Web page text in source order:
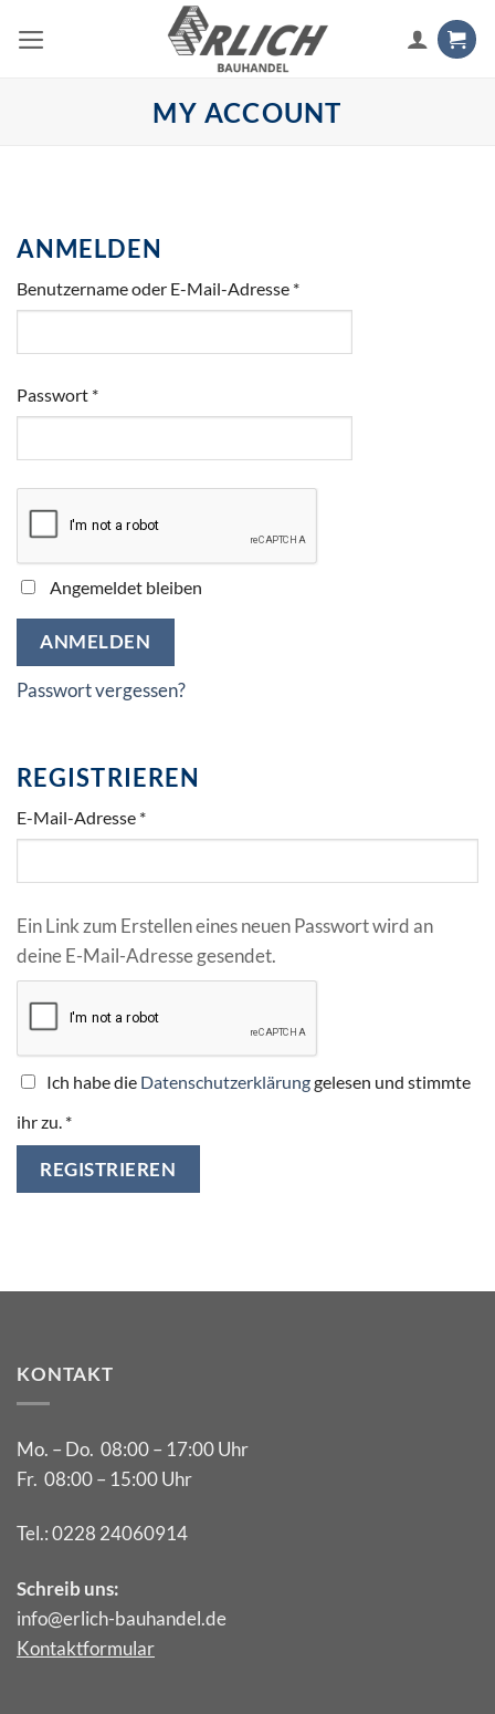
Inhalt
MY ACCOUNT
ANMELDEN
Benutzername oder E-Mail-Adresse *Erforderlich
Passwort *Erforderlich
Angemeldet bleiben
ANMELDEN
Passwort vergessen?
REGISTRIEREN
E-Mail-Adresse *Erforderlich
Ein Link zum Erstellen eines neuen Passwort wird an
deine E-Mail-Adresse gesendet.
Ich habe die Datenschutzerklärunggelesen und stimmte
ihr zu. *
REGISTRIEREN
KONTAKT
Mo. – Do. 08:00 – 17:00 Uhr
Fr. 08:00 – 15:00 Uhr
Tel.:0228 24060914
Schreib uns:
info@erlich-bauhandel.de
Kontaktformular